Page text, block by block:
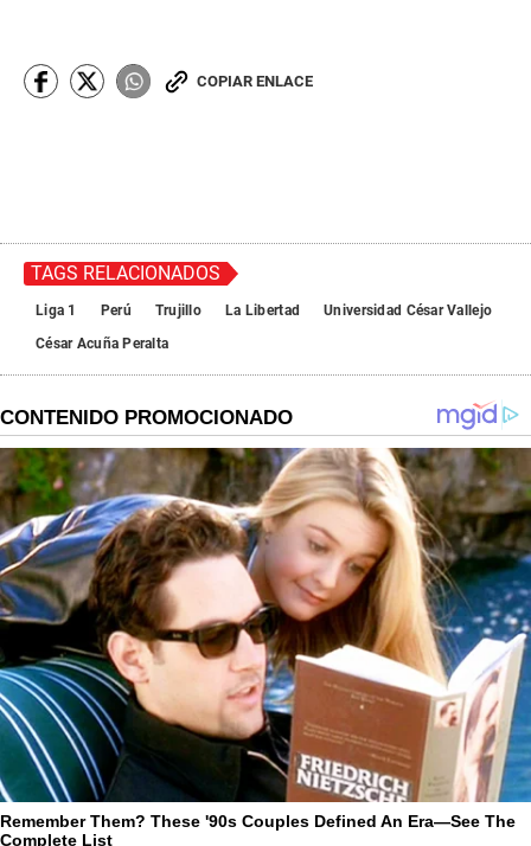
COPIAR ENLACE
TAGS RELACIONADOS
Liga 1 Perú Trujillo La Libertad
Universidad César Vallejo
César Acuña Peralta